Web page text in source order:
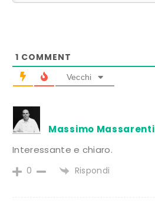
1 COMMENT
Vecchi
Massimo Massarenti
Interessante e chiaro.
0 Rispondi